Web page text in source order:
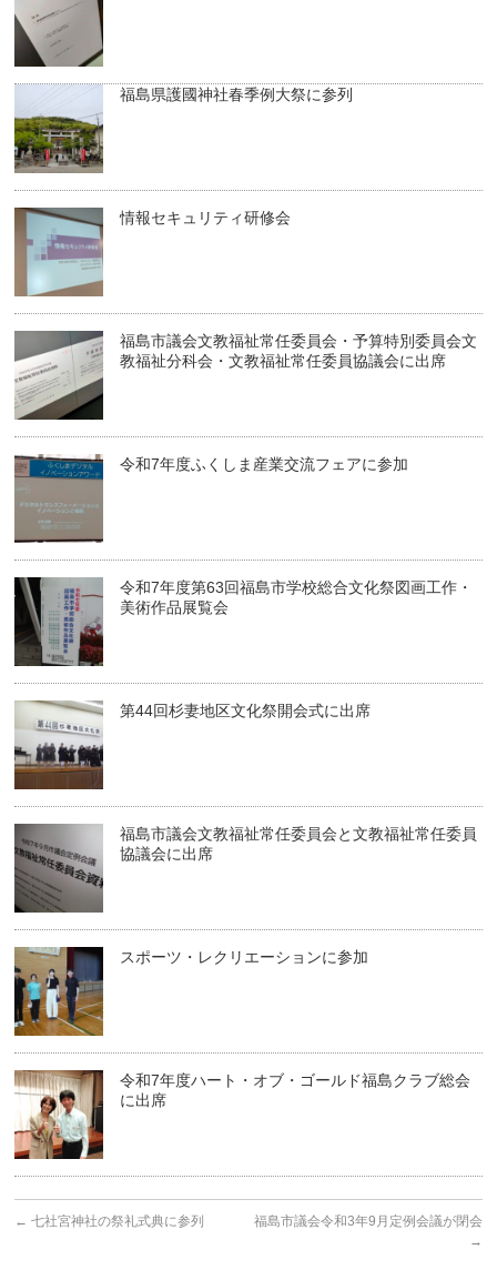
福島県護國神社春季例大祭に参列
情報セキュリティ研修会
福島市議会文教福祉常任委員会・予算特別委員会文
教福祉分科会・文教福祉常任委員協議会に出席
令和7年度ふくしま産業交流フェアに参加
令和7年度第63回福島市学校総合文化祭図画工作・
美術作品展覧会
第44回杉妻地区文化祭開会式に出席
福島市議会文教福祉常任委員会と文教福祉常任委員
協議会に出席
スポーツ・レクリエーションに参加
令和7年度ハート・オブ・ゴールド福島クラブ総会
に出席
← 七社宮神社の祭礼式典に参列
福島市議会令和3年9月定例会議が閉会
→